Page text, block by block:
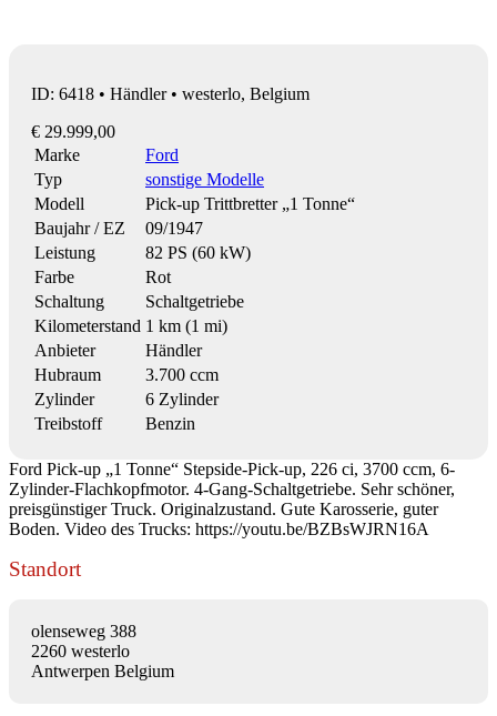
ID: 6418 • Händler • westerlo, Belgium
€ 29.999,00
Marke
Ford
Typ
sonstige Modelle
Modell
Pick-up Trittbretter „1 Tonne“
Baujahr / EZ
09/1947
Leistung
82 PS (60 kW)
Farbe
Rot
Schaltung
Schaltgetriebe
Kilometerstand 1 km (1 mi)
Anbieter
Händler
Hubraum
3.700 ccm
Zylinder
6 Zylinder
Treibstoff
Benzin
Ford Pick-up „1 Tonne“ Stepside-Pick-up, 226 ci, 3700 ccm, 6-
Zylinder-Flachkopfmotor. 4-Gang-Schaltgetriebe. Sehr schöner,
preisgünstiger Truck. Originalzustand. Gute Karosserie, guter
Boden. Video des Trucks: https://youtu.be/BZBsWJRN16A
Standort
olenseweg 388
2260 westerlo
Antwerpen Belgium